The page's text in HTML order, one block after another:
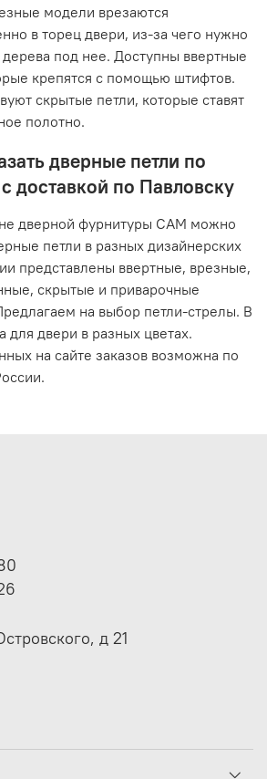
модели врезаются
в торец двери, из-за чего нужно
под нее. Доступны ввертные
крепятся с помощью штифтов.
скрытые петли, которые ставят
полотно.
дверные петли по
доставкой по Павловску
дверной фурнитуры САМ можно
петли в разных дизайнерских
представлены ввертные, врезные,
скрытые и приварочные
на выбор петли-стрелы. В
для двери в разных цветах.
на сайте заказов возможна по
д 21